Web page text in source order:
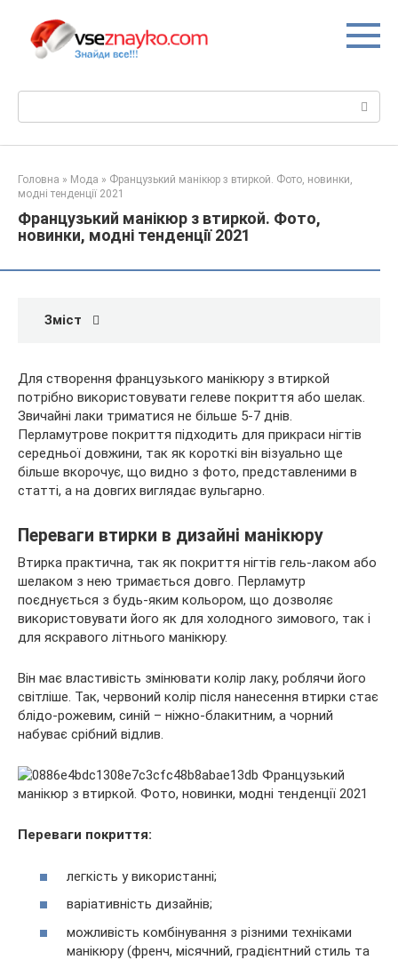
вмісту
Головна » Мода » Французький манікюр з втиркой. Фото, новинки,
модні тенденції 2021
Французький манікюр з втиркой. Фото,
новинки, модні тенденції 2021
Зміст
Для створення французького манікюру з втиркой
потрібно використовувати гелеве покриття або шелак.
Звичайні лаки триматися не більше 5-7 днів.
Перламутрове покриття підходить для прикраси нігтів
середньої довжини, так як короткі він візуально ще
більше вкорочує, що видно з фото, представленими в
статті, а на довгих виглядає вульгарно.
Переваги втирки в дизайні манікюру
Втирка практична, так як покриття нігтів гель-лаком або
шелаком з нею тримається довго. Перламутр
поєднується з будь-яким кольором, що дозволяє
використовувати його як для холодного зимового, так і
для яскравого літнього манікюру.
Він має властивість змінювати колір лаку, роблячи його
світліше. Так, червоний колір після нанесення втирки стає
блідо-рожевим, синій – ніжно-блакитним, а чорний
набуває срібний відлив.
Переваги покриття:
легкість у використанні;
варіативність дизайнів;
можливість комбінування з різними техніками
манікюру (френч, місячний, градієнтний стиль та